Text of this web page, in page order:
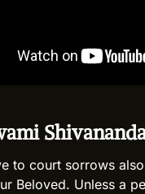
to court sorrows
Beloved. Unless a